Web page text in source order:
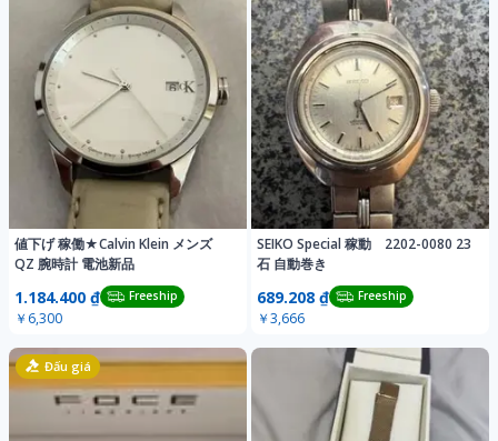
値下げ 稼働★Calvin Klein メンズ
QZ 腕時計 電池新品
1.184.400 ₫ Freeship
￥6,300
SEIKO Special 稼動 2202-0080 23
石 自動巻き
689.208 ₫ Freeship
￥3,666
Đấu giá